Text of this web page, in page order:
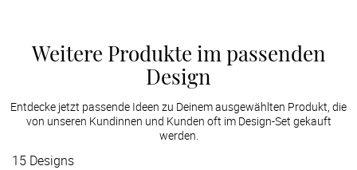
Weitere Produkte im passenden
Design
Entdecke jetzt passende Ideen zu Deinem ausgewählten Produkt, die
von unseren Kundinnen und Kunden oft im Design-Set gekauft
werden.
15 Designs